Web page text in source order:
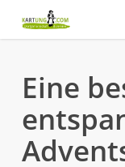
Eine